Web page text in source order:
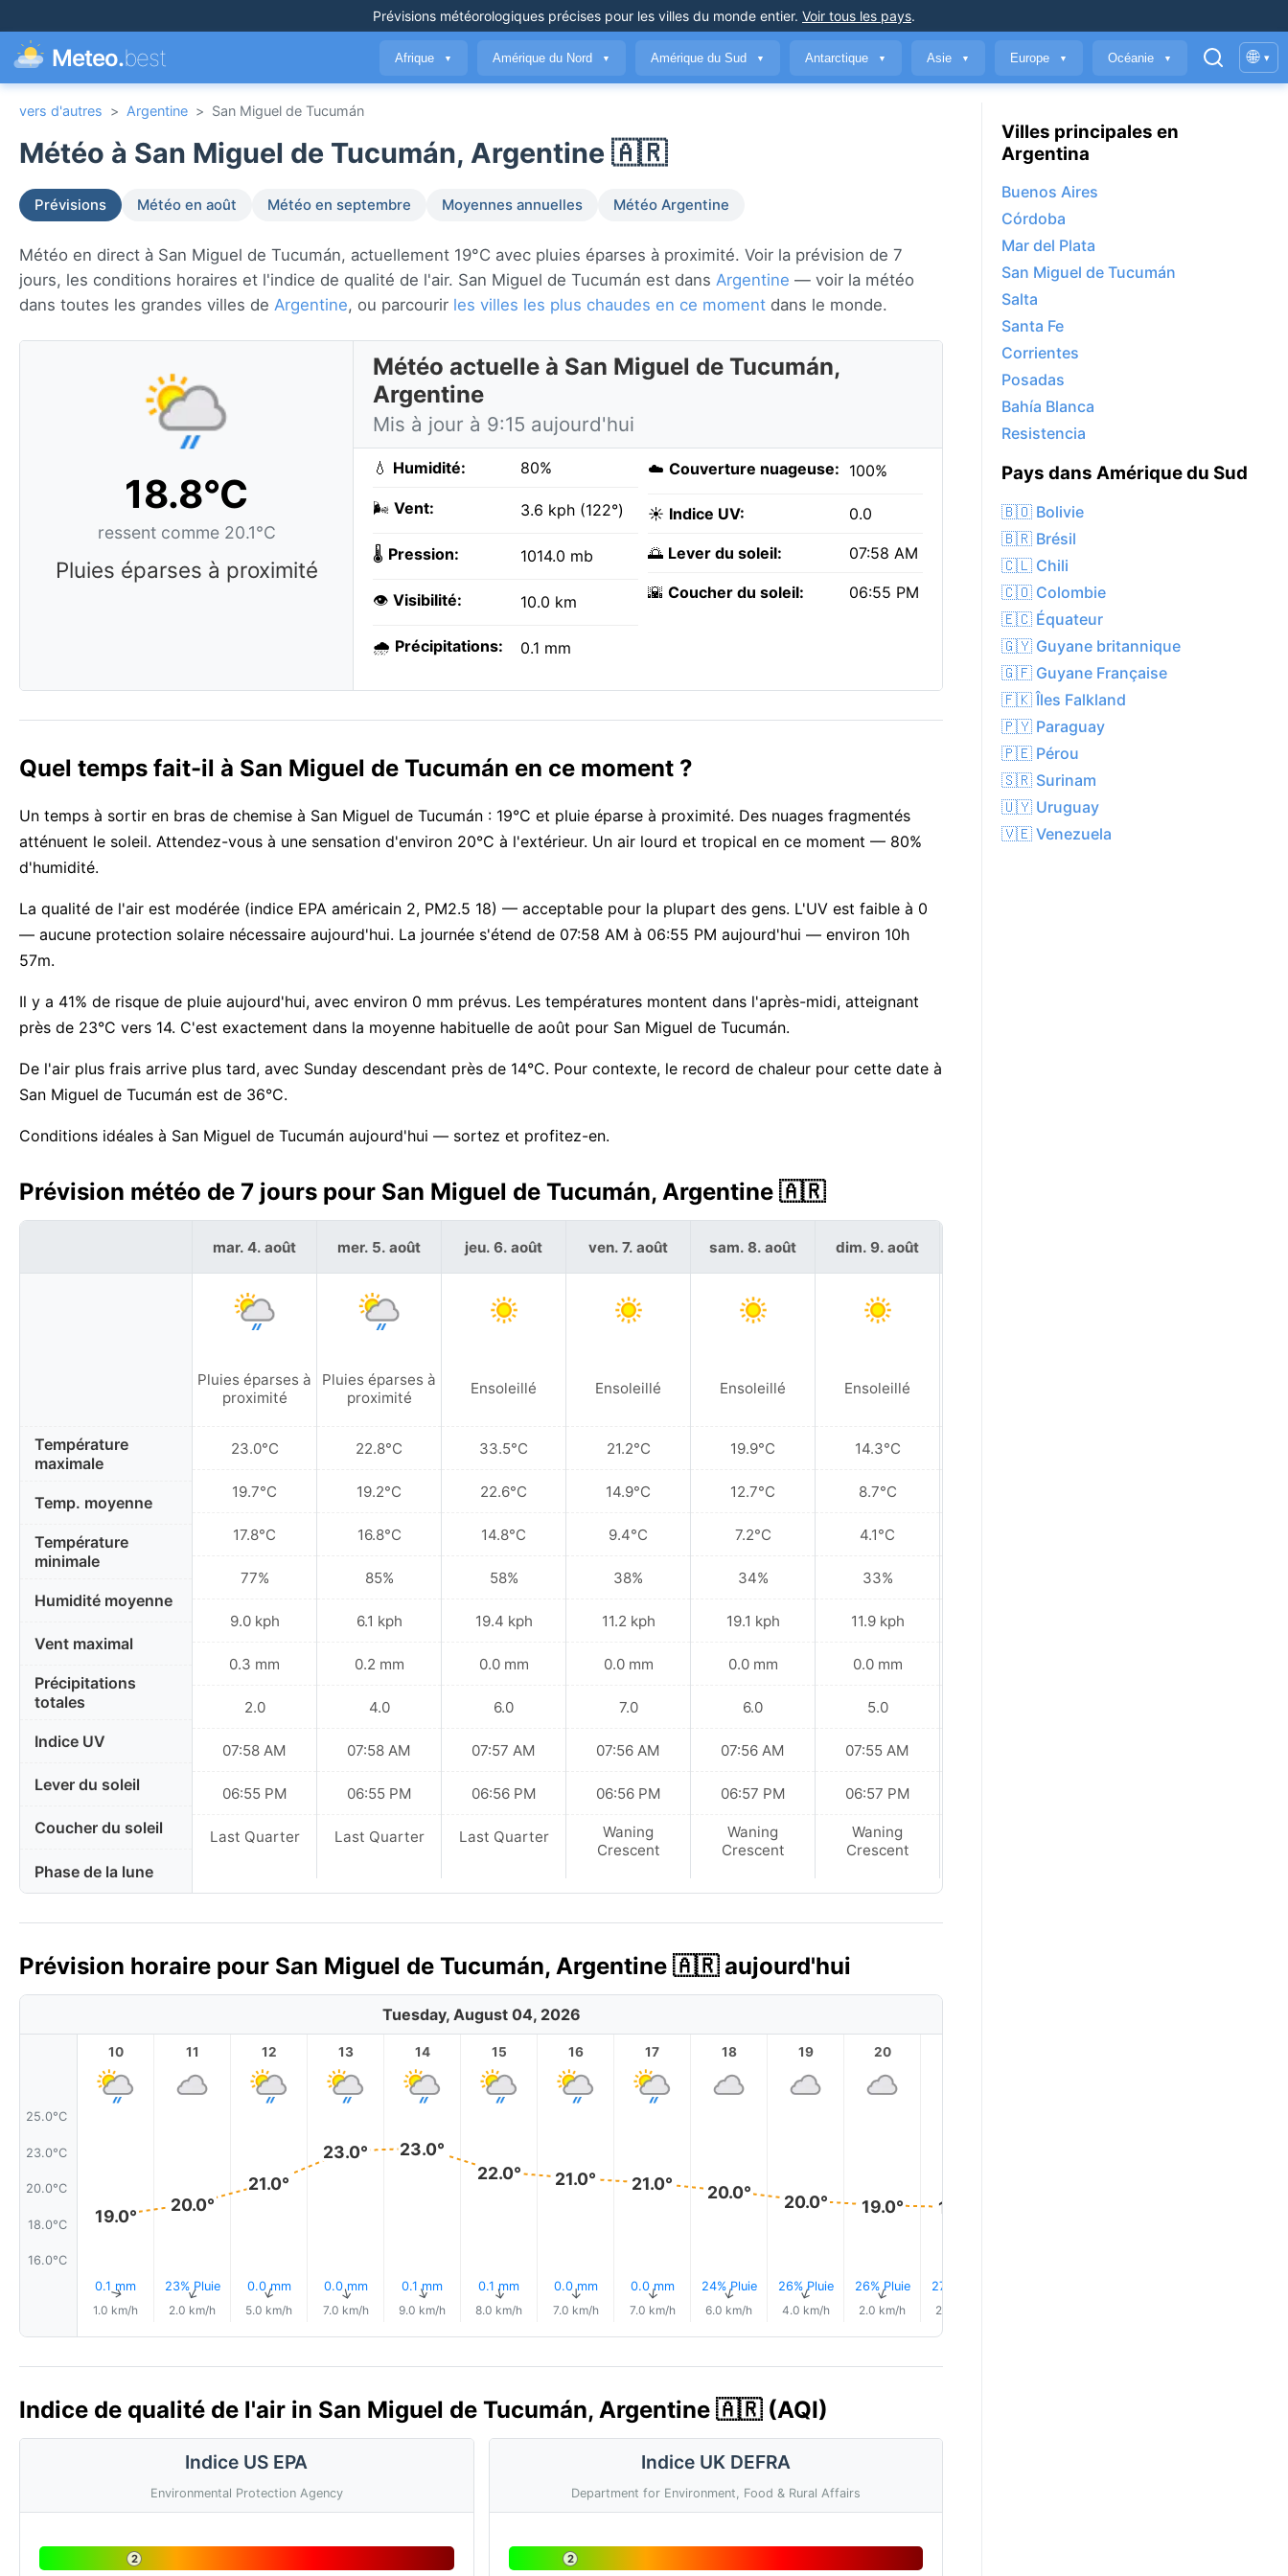
Prévisions météorologiques précises pour les villes du monde entier. Voir tous les pays.
Meteo.best Afrique ▼ Amérique du Nord ▼ Amérique du Sud ▼ Antarctique ▼ Asie ▼ Europe ▼ Océanie ▼ 🌐 ▾
vers d'autres > Argentine > San Miguel de Tucumán
Météo à San Miguel de Tucumán, Argentine 🇦🇷
Prévisions Météo en août Météo en septembre Moyennes annuelles Météo Argentine
Météo en direct à San Miguel de Tucumán, actuellement 19°C avec pluies éparses à proximité. Voir la prévision de 7
jours, les conditions horaires et l'indice de qualité de l'air. San Miguel de Tucumán est dans Argentine — voir la météo
dans toutes les grandes villes de Argentine, ou parcourir les villes les plus chaudes en ce moment dans le monde.
18.8°C
ressent comme 20.1°C
Pluies éparses à proximité
Météo actuelle à San Miguel de Tucumán,
Argentine
Mis à jour à 9:15 aujourd'hui
💧 Humidité: 80%
🌬️ Vent: 3.6 kph (122°)
🌡️ Pression: 1014.0 mb
👁️ Visibilité: 10.0 km
🌧️ Précipitations: 0.1 mm
☁️ Couverture nuageuse: 100%
☀️ Indice UV: 0.0
🌅 Lever du soleil: 07:58 AM
🌇 Coucher du soleil: 06:55 PM
Quel temps fait-il à San Miguel de Tucumán en ce moment ?
Un temps à sortir en bras de chemise à San Miguel de Tucumán : 19°C et pluie éparse à proximité. Des nuages fragmentés
atténuent le soleil. Attendez-vous à une sensation d'environ 20°C à l'extérieur. Un air lourd et tropical en ce moment — 80%
d'humidité.
La qualité de l'air est modérée (indice EPA américain 2, PM2.5 18) — acceptable pour la plupart des gens. L'UV est faible à 0
— aucune protection solaire nécessaire aujourd'hui. La journée s'étend de 07:58 AM à 06:55 PM aujourd'hui — environ 10h
57m.
Il y a 41% de risque de pluie aujourd'hui, avec environ 0 mm prévus. Les températures montent dans l'après-midi, atteignant
près de 23°C vers 14. C'est exactement dans la moyenne habituelle de août pour San Miguel de Tucumán.
De l'air plus frais arrive plus tard, avec Sunday descendant près de 14°C. Pour contexte, le record de chaleur pour cette date à
San Miguel de Tucumán est de 36°C.
Conditions idéales à San Miguel de Tucumán aujourd'hui — sortez et profitez-en.
Prévision météo de 7 jours pour San Miguel de Tucumán, Argentine 🇦🇷
Température
maximale
Temp. moyenne
Température
minimale
Humidité moyenne
Vent maximal
Précipitations
totales
Indice UV
Lever du soleil
Coucher du soleil
Phase de la lune
mar. 4. août
Pluies éparses à
proximité
23.0°C
19.7°C
17.8°C
77%
9.0 kph
0.3 mm
2.0
07:58 AM
06:55 PM
Last Quarter
mer. 5. août
Pluies éparses à
proximité
22.8°C
19.2°C
16.8°C
85%
6.1 kph
0.2 mm
4.0
07:58 AM
06:55 PM
Last Quarter
jeu. 6. août
Ensoleillé
33.5°C
22.6°C
14.8°C
58%
19.4 kph
0.0 mm
6.0
07:57 AM
06:56 PM
Last Quarter
ven. 7. août
Ensoleillé
21.2°C
14.9°C
9.4°C
38%
11.2 kph
0.0 mm
7.0
07:56 AM
06:56 PM
Waning
Crescent
sam. 8. août
Ensoleillé
19.9°C
12.7°C
7.2°C
34%
19.1 kph
0.0 mm
6.0
07:56 AM
06:57 PM
Waning
Crescent
dim. 9. août
Ensoleillé
14.3°C
8.7°C
4.1°C
33%
11.9 kph
0.0 mm
5.0
07:55 AM
06:57 PM
Waning
Crescent
Prévision horaire pour San Miguel de Tucumán, Argentine 🇦🇷 aujourd'hui
Tuesday, August 04, 2026
25.0°C
23.0°C
20.0°C
18.0°C
16.0°C
10
19.0°
0.1 mm
↑
1.0 km/h
11
20.0°
23% Pluie
↑
2.0 km/h
12
21.0°
0.0 mm
↑
5.0 km/h
13
23.0°
0.0 mm
↑
7.0 km/h
14
23.0°
0.1 mm
↑
9.0 km/h
15
22.0°
0.1 mm
↑
8.0 km/h
16
21.0°
0.0 mm
↑
7.0 km/h
17
21.0°
0.0 mm
↑
7.0 km/h
18
20.0°
24% Pluie
↑
6.0 km/h
19
20.0°
26% Pluie
↑
4.0 km/h
20
19.0°
26% Pluie
↑
2.0 km/h
19.0°
27% Pluie
2.0 km/h
Indice de qualité de l'air in San Miguel de Tucumán, Argentine 🇦🇷 (AQI)
Indice US EPA
Environmental Protection Agency
2
Indice UK DEFRA
Department for Environment, Food & Rural Affairs
2
Villes principales en
Argentina
Buenos Aires
Córdoba
Mar del Plata
San Miguel de Tucumán
Salta
Santa Fe
Corrientes
Posadas
Bahía Blanca
Resistencia
Pays dans Amérique du Sud
🇧🇴 Bolivie
🇧🇷 Brésil
🇨🇱 Chili
🇨🇴 Colombie
🇪🇨 Équateur
🇬🇾 Guyane britannique
🇬🇫 Guyane Française
🇫🇰 Îles Falkland
🇵🇾 Paraguay
🇵🇪 Pérou
🇸🇷 Surinam
🇺🇾 Uruguay
🇻🇪 Venezuela